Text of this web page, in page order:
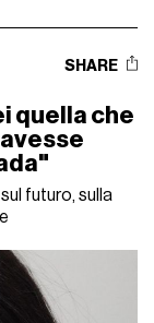
SHARE
quella che
futuro, sulla